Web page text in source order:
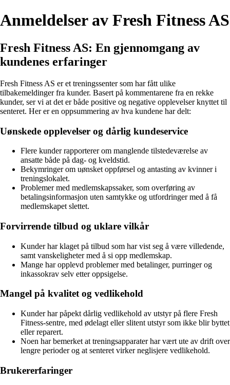
Anmeldelser av Fresh Fitness AS
Fresh Fitness AS: En gjennomgang av
kundenes erfaringer
Fresh Fitness AS er et treningssenter som har fått ulike
tilbakemeldinger fra kunder. Basert på kommentarene fra en rekke
kunder, ser vi at det er både positive og negative opplevelser knyttet til
senteret. Her er en oppsummering av hva kundene har delt:
Uønskede opplevelser og dårlig kundeservice
Flere kunder rapporterer om manglende tilstedeværelse av
ansatte både på dag- og kveldstid.
Bekymringer om uønsket oppførsel og antasting av kvinner i
treningslokalet.
Problemer med medlemskapssaker, som overføring av
betalingsinformasjon uten samtykke og utfordringer med å få
medlemskapet slettet.
Forvirrende tilbud og uklare vilkår
Kunder har klaget på tilbud som har vist seg å være villedende,
samt vanskeligheter med å si opp medlemskap.
Mange har opplevd problemer med betalinger, purringer og
inkassokrav selv etter oppsigelse.
Mangel på kvalitet og vedlikehold
Kunder har påpekt dårlig vedlikehold av utstyr på flere Fresh
Fitness-sentre, med ødelagt eller slitent utstyr som ikke blir byttet
eller reparert.
Noen har bemerket at treningsapparater har vært ute av drift over
lengre perioder og at senteret virker neglisjere vedlikehold.
Brukererfaringer